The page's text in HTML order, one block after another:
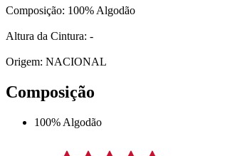
Composição: 100% Algodão
Altura da Cintura: -
Origem: NACIONAL
Composição
100% Algodão